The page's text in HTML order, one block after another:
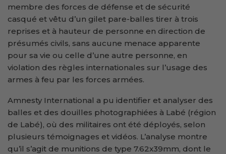
membre des forces de défense et de sécurité
casqué et vêtu d’un gilet pare-balles tirer à trois
reprises et à hauteur de personne en direction de
présumés civils, sans aucune menace apparente
pour sa vie ou celle d’une autre personne, en
violation des règles internationales sur l’usage des
armes à feu par les forces armées.
Amnesty International a pu identifier et analyser des
balles et des douilles photographiées à Labé (région
de Labé), où des militaires ont été déployés, selon
plusieurs témoignages et vidéos. L’analyse montre
qu’il s’agit de munitions de type 7.62x39mm, dont le